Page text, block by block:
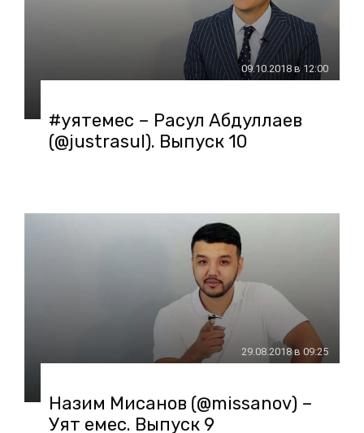
09.10.2018 в 12:00
#уятемес – Расул Абдуллаев
(@justrasul). Выпуск 10
29.08.2018 в 09:25
Назим Мисанов (@missanov) –
Уят емес. Выпуск 9